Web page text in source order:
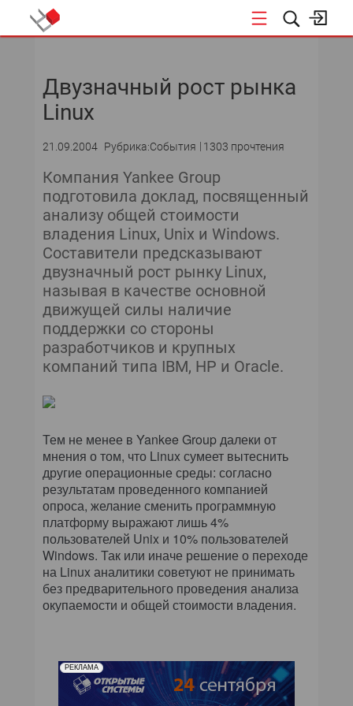
Двузначный рост рынка
Linux
21.09.2004 Рубрика:События 1303 прочтения
Компания Yankee Group
подготовила доклад, посвященный
анализу общей стоимости
владения Linux, Unix и Windows.
Составители предсказывают
двузначный рост рынку Linux,
называя в качестве основной
движущей силы наличие
поддержки со стороны
разработчиков и крупных
компаний типа IBM, HP и Oracle.
Тем не менее в Yankee Group далеки от
мнения о том, что Linux сумеет вытеснить
другие операционные среды: согласно
результатам проведенного компанией
опроса, желание сменить программную
платформу выражают лишь 4%
пользователей Unix и 10% пользователей
Windows. Так или иначе решение о переходе
на Linux аналитики советуют не принимать
без предварительного проведения анализа
окупаемости и общей стоимости владения.
РЕКЛАМА